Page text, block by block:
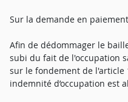
Sur la demande en
Afin de dédommager le
subi du fait de l'occupation
sur le fondement de l'article
indemnité d’occupation est